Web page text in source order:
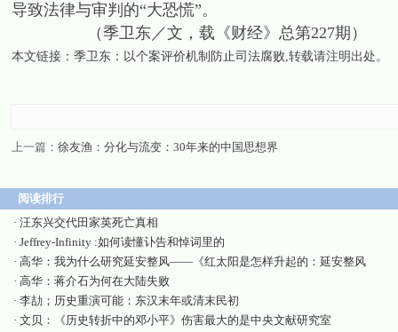
导致法律与审判的“大恐慌”。
（季卫东／文，载《财经》总第227期）
本文链接： 季卫东：以个案评价机制防止司法腐败,转载请注明出处。
上一篇： 徐友渔：分化与流变：30年来的中国思想界
阅读排行
· 汪东兴交代田家英死亡真相
· Jeffrey-Infinity :如何读懂讣告和悼词里的
· 高华：我为什么研究延安整风——《红太阳是怎样升起的：延安整风
· 高华：蒋介石为何在大陆失败
· 李劼；历史重演可能：东汉末年或清末民初
· 文贝：《历史转折中的邓小平》伤害最大的是中央文献研究室